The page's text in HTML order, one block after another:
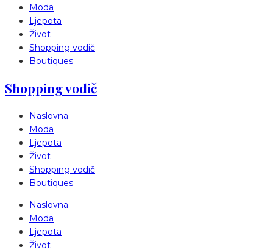
Moda
Ljepota
Život
Shopping vodič
Boutiques
Shopping vodič
Naslovna
Moda
Ljepota
Život
Shopping vodič
Boutiques
Naslovna
Moda
Ljepota
Život